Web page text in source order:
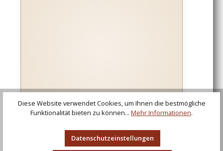
Wikingerschuhe aus Haithabu, wendegenäht,
Diese Website verwendet Cookies, um Ihnen die bestmögliche
Funktionalität bieten zu können... Mehr Informationen.
Datenschutzeinstellungen